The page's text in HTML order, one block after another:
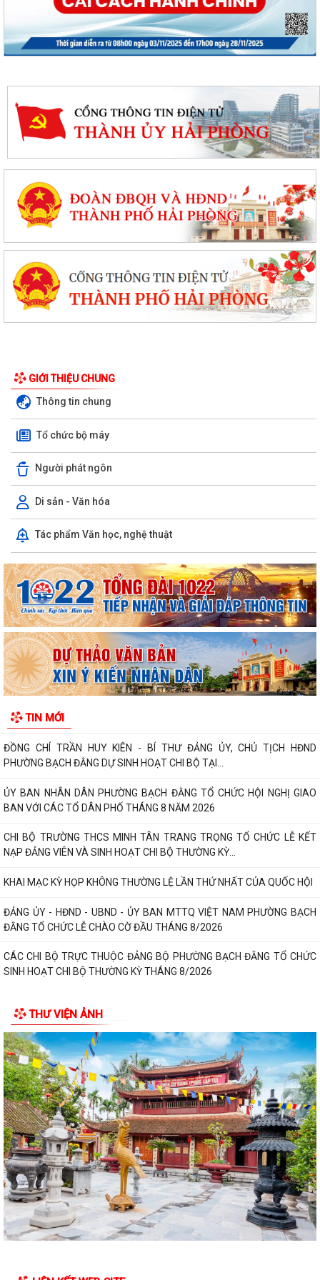
GIỚI THIỆU CHUNG
Thông tin chung
Tổ chức bộ máy
Người phát ngôn
Di sản - Văn hóa
Tác phẩm Văn học, nghệ thuật
TIN MỚI
QUYẾT SỐ 22/2026/NQ-HĐND, NGÀY 28/7/2026...
Công văn tham gia ý kiến dự thảo Nghị quyết của Hội đồng nhân dân
phường quy định nội dung chi, mức...
TIẾP TỤC THỰC HIỆN NGHIÊM CHỈ THỊ SỐ 17/CT-UBND CỦA UBND
THÀNH PHỐ HẢI PHÒNG VỀ TĂNG CƯỜNG CÔNG TÁC...
ĐẢNG ỦY PHƯỜNG BẠCH ĐẰNG HỌP TỔ CÔNG TÁC THỰC HIỆN SỐ
HÓA, TẠO LẬP DỮ LIỆU ĐẢNG VIÊN
ĐẢNG VIÊN VÀ SINH HOẠT CHI BỘ THƯỜNG KỲ...
ĐỒNG CHÍ TRẦN HUY KIÊN - BÍ THƯ ĐẢNG ỦY, CHỦ TỊCH HĐND
PHƯỜNG BẠCH ĐẰNG DỰ SINH HOẠT CHI BỘ TẠI...
ỦY BAN NHÂN DÂN PHƯỜNG BẠCH ĐẰNG TỔ CHỨC HỘI NGHỊ GIAO
BAN VỚI CÁC TỔ DÂN PHỐ THÁNG 8 NĂM 2026
CHI BỘ TRƯỜNG THCS MINH TÂN TRANG TRỌNG TỔ CHỨC LỄ KẾT
NẠP ĐẢNG VIÊN VÀ SINH HOẠT CHI BỘ THƯỜNG KỲ...
KHAI MẠC KỲ HỌP KHÔNG THƯỜNG LỆ LẦN THỨ NHẤT CỦA QUỐC HỘI
ĐẢNG ỦY - HĐND - UBND - ỦY BAN MTTQ VIỆT NAM PHƯỜNG BẠCH
ĐẰNG TỔ CHỨC LỄ CHÀO CỜ ĐẦU THÁNG 8/2026
CÁC CHI BỘ TRỰC THUỘC ĐẢNG BỘ PHƯỜNG BẠCH ĐẰNG TỔ CHỨC
SINH HOẠT CHI BỘ THƯỜNG KỲ THÁNG 8/2026
TRÊN ĐỊA BÀN THÀNH PHỐ HẢI PHÒNG
THÔNG BÁO Về việc đăng ký đội tuyển tham gia Giải Cầu lông Thiếu
niên, Nhi đồng thành phố Hải...
HỘI NGHỊ BỒI DƯỠNG, TẬP HUẤN LÝ LUẬN CHÍNH TRỊ HÈ NĂM 2026
CHO ĐỘI NGŨ CÁN BỘ QUẢN LÝ, GIÁO VIÊN...
PHƯỜNG BẠCH ĐẰNG THAM DỰ HỘI NGHỊ TẬP HUẤN TRIỂN KHAI THỦ
TỤC HÀNH CHÍNH CỦA ĐẢNG TRÊN MÔI TRƯỜNG...
ĐẢNG BỘ PHƯỜNG BẠCH ĐẰNG: TĂNG CƯỜNG CÔNG TÁC KIỂM TRA,
GIÁM SÁT VÀ KỶ LUẬT CỦA ĐẢNG TRONG 6 THÁNG...
ĐẢNG ỦY PHƯỜNG BẠCH ĐẰNG THAM DỰ HỘI NGHỊ TRỰC TUYẾN SƠ
KẾT CÔNG TÁC BÁO CÁO VIÊN THÁNG 7 NĂM 2026
THƯ VIỆN ẢNH